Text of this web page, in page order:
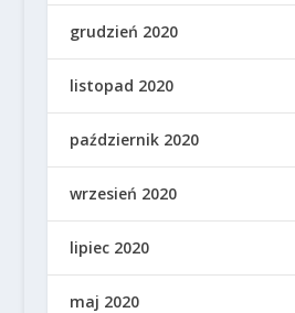
grudzień 2020
listopad 2020
październik 2020
wrzesień 2020
lipiec 2020
maj 2020